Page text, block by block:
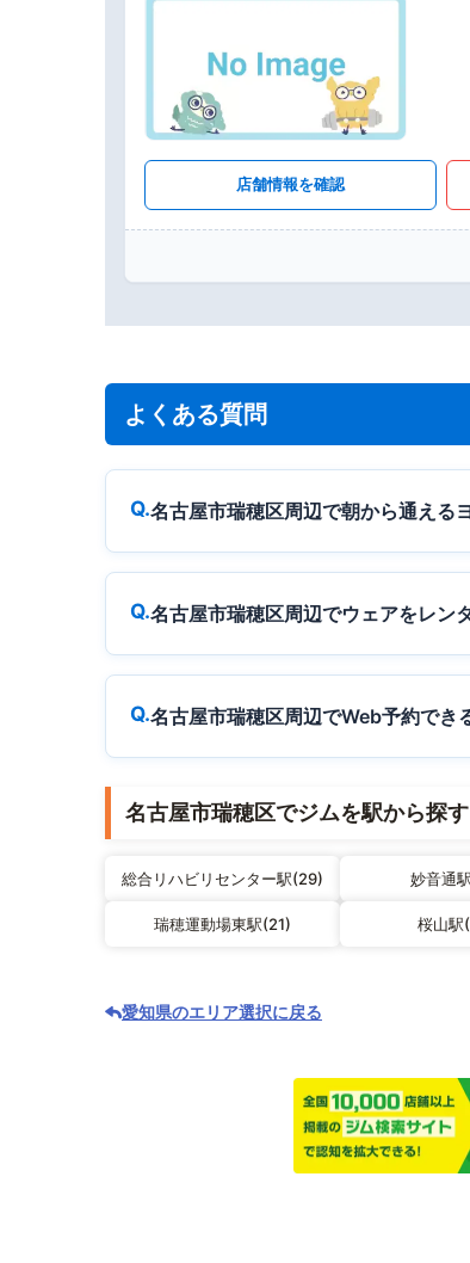
店舗情報を確認
よくある質問
名古屋市瑞穂区周辺で朝から通える
名古屋市瑞穂区周辺でウェアをレン
名古屋市瑞穂区周辺でWeb予約でき
名古屋市瑞穂区でジムを駅から探す
総合リハビリセンター駅(29) 妙音通
瑞穂運動場東駅(21) 桜山駅
愛知県のエリア選択に戻る